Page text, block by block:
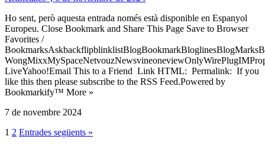
Ho sent, però aquesta entrada només està disponible en Espanyol
Europeu. Close Bookmark and Share This Page Save to Browser
Favorites /
LiveYahoo!Email This to a Friend Link HTML: Permalink: If you
like this then please subscribe to the RSS Feed.Powered by
Bookmarkify™ More »
7 de novembre 2024
1 2 Entrades següents »